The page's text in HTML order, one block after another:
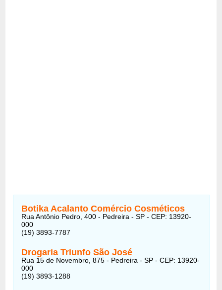
Botika Acalanto Comércio Cosméticos
Rua Antônio Pedro, 400 - Pedreira - SP - CEP: 13920-
000
(19) 3893-7787
Drogaria Triunfo São José
Rua 15 de Novembro, 875 - Pedreira - SP - CEP: 13920-
000
(19) 3893-1288